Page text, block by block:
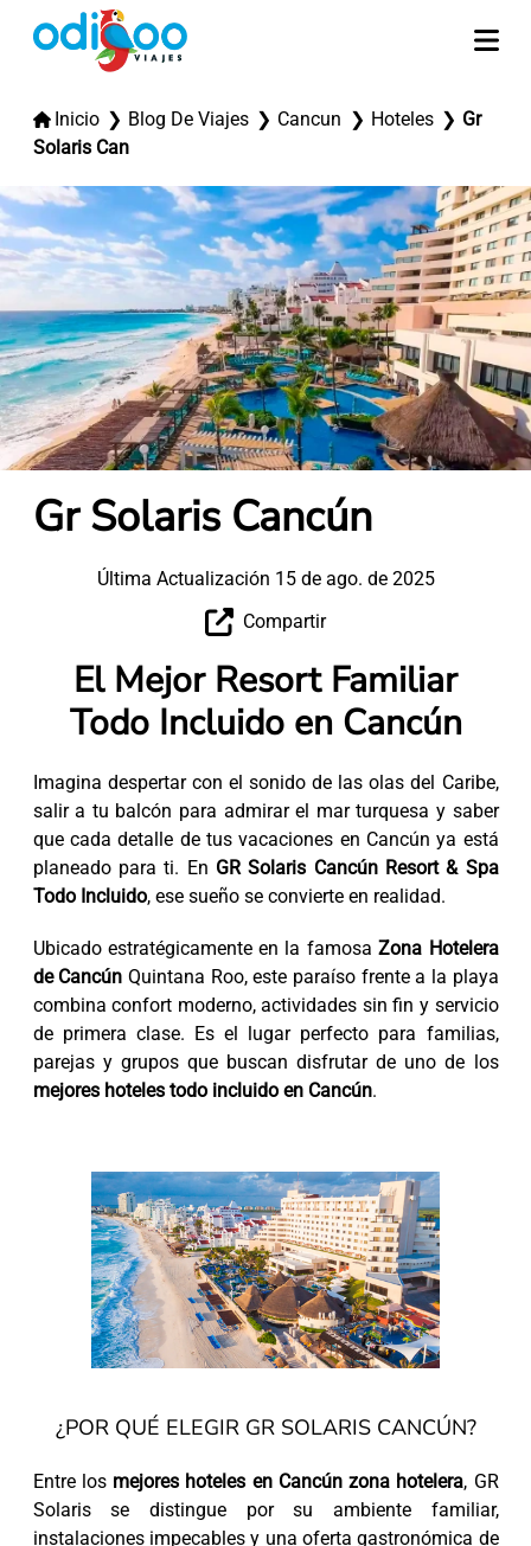
Inicio Blog De Viajes Cancun Hoteles
Gr
Solaris Can
Gr Solaris Cancún
Última Actualización 15 de ago. de 2025
Compartir
El Mejor Resort Familiar
Todo Incluido en Cancún
Imagina despertar con el sonido de las olas del Caribe,
salir a tu balcón para admirar el mar turquesa y saber
que cada detalle de tus vacaciones en Cancún ya está
planeado para ti. En GR Solaris Cancún Resort & Spa
Todo Incluido, ese sueño se convierte en realidad.
Ubicado estratégicamente en la famosaZona Hotelera
de Cancún Quintana Roo, este paraíso frente a la playa
combina confort moderno, actividades sin fin y servicio
de primera clase. Es el lugar perfecto para familias,
parejas y grupos que buscan disfrutar de uno de los
mejores hoteles todo incluido en Cancún.
¿POR QUÉ ELEGIR GR SOLARIS CANCÚN?
Entre los mejores hoteles en Cancún zona hotelera, GR
Solaris se distingue por su ambiente familiar,
instalaciones impecables y una oferta gastronómica de